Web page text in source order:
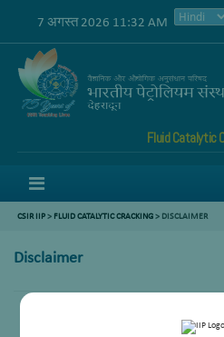
7 अगस्त 2026 11:32 AM
Fluid Catalytic
CSIR IIP> FLUID CATALYTIC CRACKING> DISCLAIMER
Disclaimer